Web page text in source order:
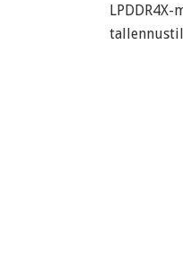
LPDDR4X-